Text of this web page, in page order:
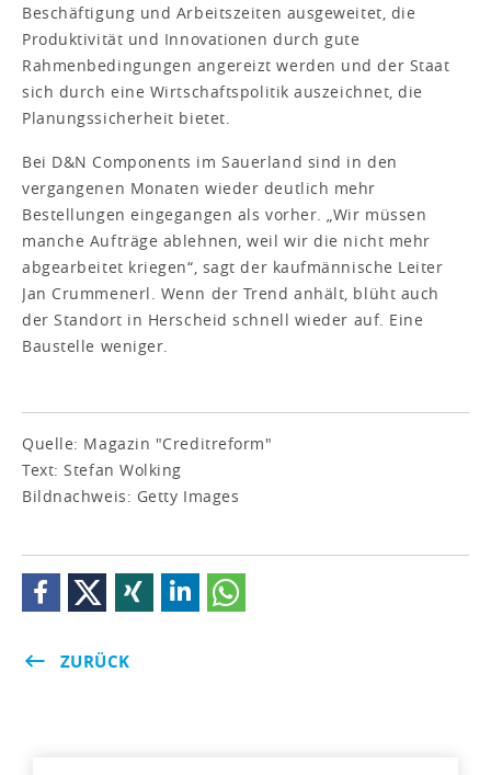
Beschäftigung und Arbeitszeiten ausgeweitet, die
Produktivität und Innovationen durch gute
Rahmenbedingungen angereizt werden und der Staat
sich durch eine Wirtschaftspolitik auszeichnet, die
Planungssicherheit bietet.
Bei D&N Components im Sauerland sind in den
vergangenen Monaten wieder deutlich mehr
Bestellungen eingegangen als vorher. „Wir müssen
manche Aufträge ablehnen, weil wir die nicht mehr
abgearbeitet kriegen“, sagt der kaufmännische Leiter
Jan Crummenerl. Wenn der Trend anhält, blüht auch
der Standort in Herscheid schnell wieder auf. Eine
Baustelle weniger.
Quelle: Magazin "Creditreform"
Text: Stefan Wolking
Bildnachweis: Getty Images
ZURÜCK